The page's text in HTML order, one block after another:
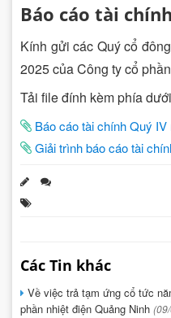
Báo cáo tài
Kính gửi các Quý cổ
2025 của Công ty cổ
Tải file đính kèm phía
Báo cáo tài chính Quý IV
Giải trình báo cáo tài
Các Tin khác
Về việc trả tạm ứng cổ tức
phần nhiệt điện Quảng Ninh